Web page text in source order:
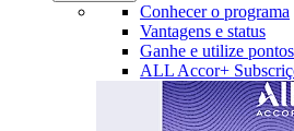
Conhecer o programa
Vantagens e status
Ganhe e utilize pontos
ALL Accor+